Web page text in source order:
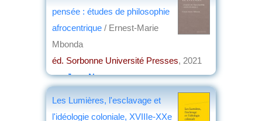
pensée : études de philosophie
afrocentrique / Ernest-Marie
Mbonda
éd. Sorbonne Université Presses, 2021
parJean Nemo
Les Lumières, l'esclavage et
l'idéologie coloniale, XVIIIe-XXe